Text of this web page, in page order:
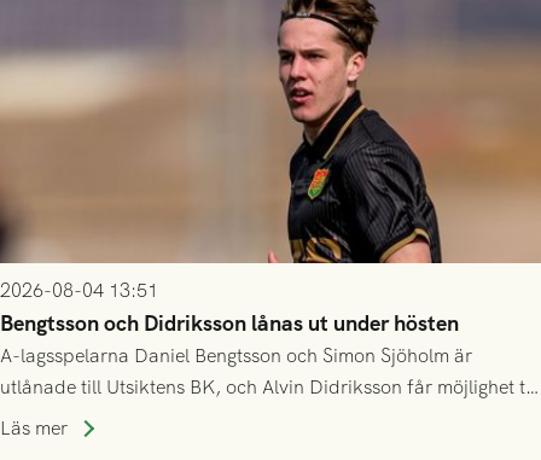
2026-08-04 13:51
Bengtsson och Didriksson lånas ut under hösten
A-lagsspelarna Daniel Bengtsson och Simon Sjöholm är
utlånade till Utsiktens BK, och Alvin Didriksson får möjlighet till
speltid i Hestrafors genom föreningssamarbete.
Läs mer